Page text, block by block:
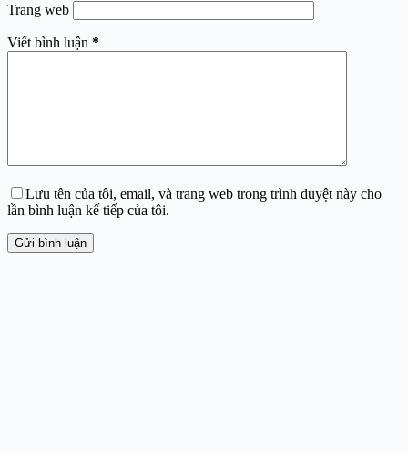
Trang web
Viết bình luận *
Lưu tên của tôi, email, và trang web trong trình duyệt này cho
lần bình luận kế tiếp của tôi.
Gửi bình luận